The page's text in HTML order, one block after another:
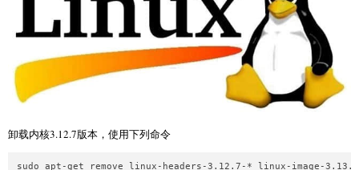
卸载内核3.12.7版本，使用下列命令